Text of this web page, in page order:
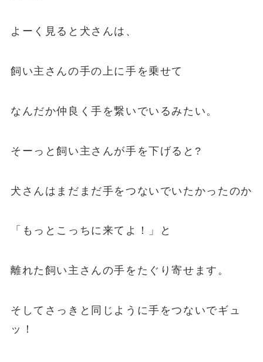
よーく見ると犬さんは、
飼い主さんの手の上に手を乗せて
なんだか仲良く手を繋いでいるみたい。
そーっと飼い主さんが手を下げると?
犬さんはまだまだ手をつないでいたかったのか
「もっとこっちに来てよ！」と
離れた飼い主さんの手をたぐり寄せます。
そしてさっきと同じように手をつないでギュ
ッ！